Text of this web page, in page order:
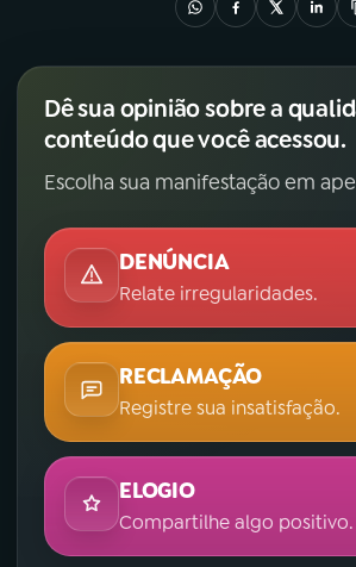
Dê sua opinião sobre a
conteúdo que você acessou.
Escolha sua manifestação em
DENÚNCIA
Relate irregularidades.
RECLAMAÇÃO
Registre sua insatisfação.
ELOGIO
Compartilhe algo positivo.